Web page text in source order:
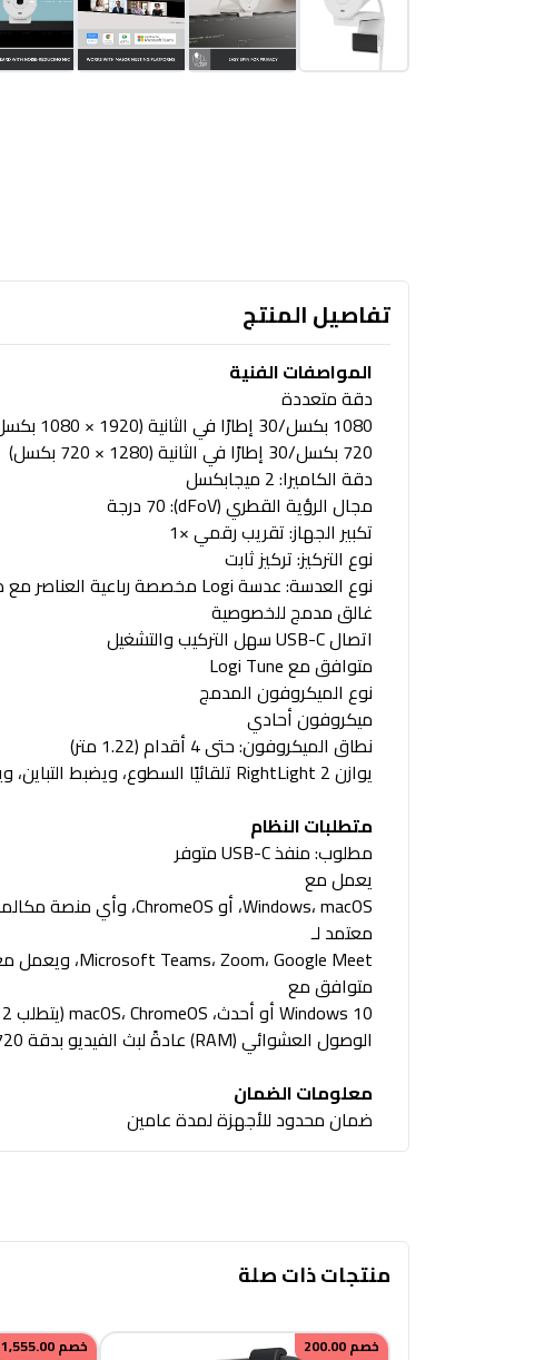
تفاصيل المنتج
المواصفات الفنية
دقة متعددة
1080 بكسل/30 إطارًا في الثانية (1920 × 1080 بكسل)
720 بكسل/30 إطارًا في الثانية (1280 × 720 بكسل)
دقة الكاميرا: 2 ميجابكسل
مجال الرؤية القطري (dFoV): 70 درجة
تكبير الجهاز: تقريب رقمي ×1
نوع التركيز: تركيز ثابت
نوع العدسة: عدسة Logi مخصصة رباعية العناصر مع طبقة مضادة للانعكاس
غالق مدمج للخصوصية
اتصال USB-C سهل التركيب والتشغيل
متوافق مع Logi Tune
نوع الميكروفون المدمج
ميكروفون أحادي
نطاق الميكروفون: حتى 4 أقدام (1.22 متر)
يوازن RightLight 2 تلقائيًا السطوع، ويضبط التباين، ويعوض بيئات الإضاءة الصعبة لخلق عرض طبيعي.
متطلبات النظام
مطلوب: منفذ USB-C متوفر
يعمل مع
Windows، macOS، أو ChromeOS، وأي منصة مكالمات فيديو شائعة تقريبًا
معتمد لـ
Microsoft Teams، Zoom، Google Meet، ويعمل مع Chromebook
متوافق مع
الوصول العشوائي (RAM) عادةً لبث الفيديو بدقة 720 بكسل)
معلومات الضمان
ضمان محدود للأجهزة لمدة عامين
منتجات ذات صلة
خصم200.00 خصم1,555.00